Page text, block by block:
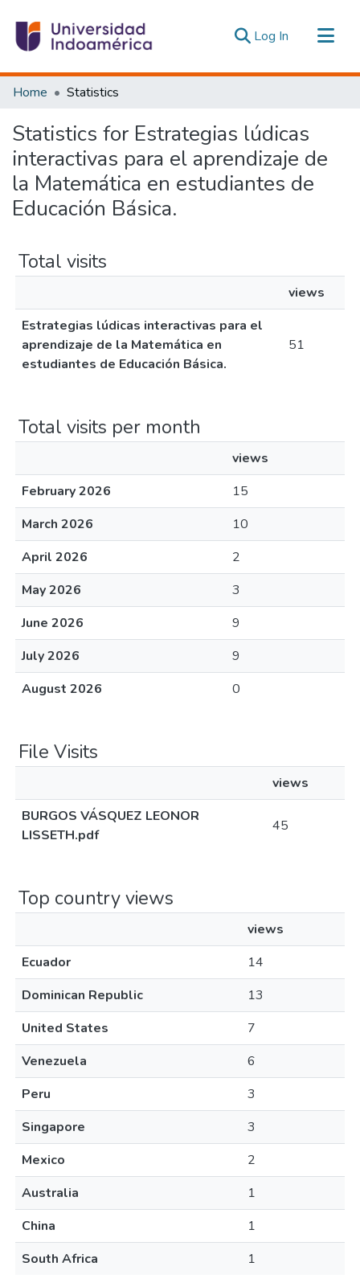
Log In (current)
Communities & Collections
Estadísticas Externas
Home Statistics
Statistics for Estrategias lúdicas
interactivas para el aprendizaje de
la Matemática en estudiantes de
Educación Básica.
Total visits
views
Estrategias lúdicas interactivas para el
aprendizaje de la Matemática en
estudiantes de Educación Básica.
51
Total visits per month
views
February 2026
15
March 2026
10
April 2026
2
May 2026
3
June 2026
9
July 2026
9
August 2026
0
File Visits
views
BURGOS VÁSQUEZ LEONOR
LISSETH.pdf
45
Top country views
views
Ecuador
14
Dominican Republic
13
United States
7
Venezuela
6
Peru
3
Singapore
3
Mexico
2
Australia
1
China
1
South Africa
1